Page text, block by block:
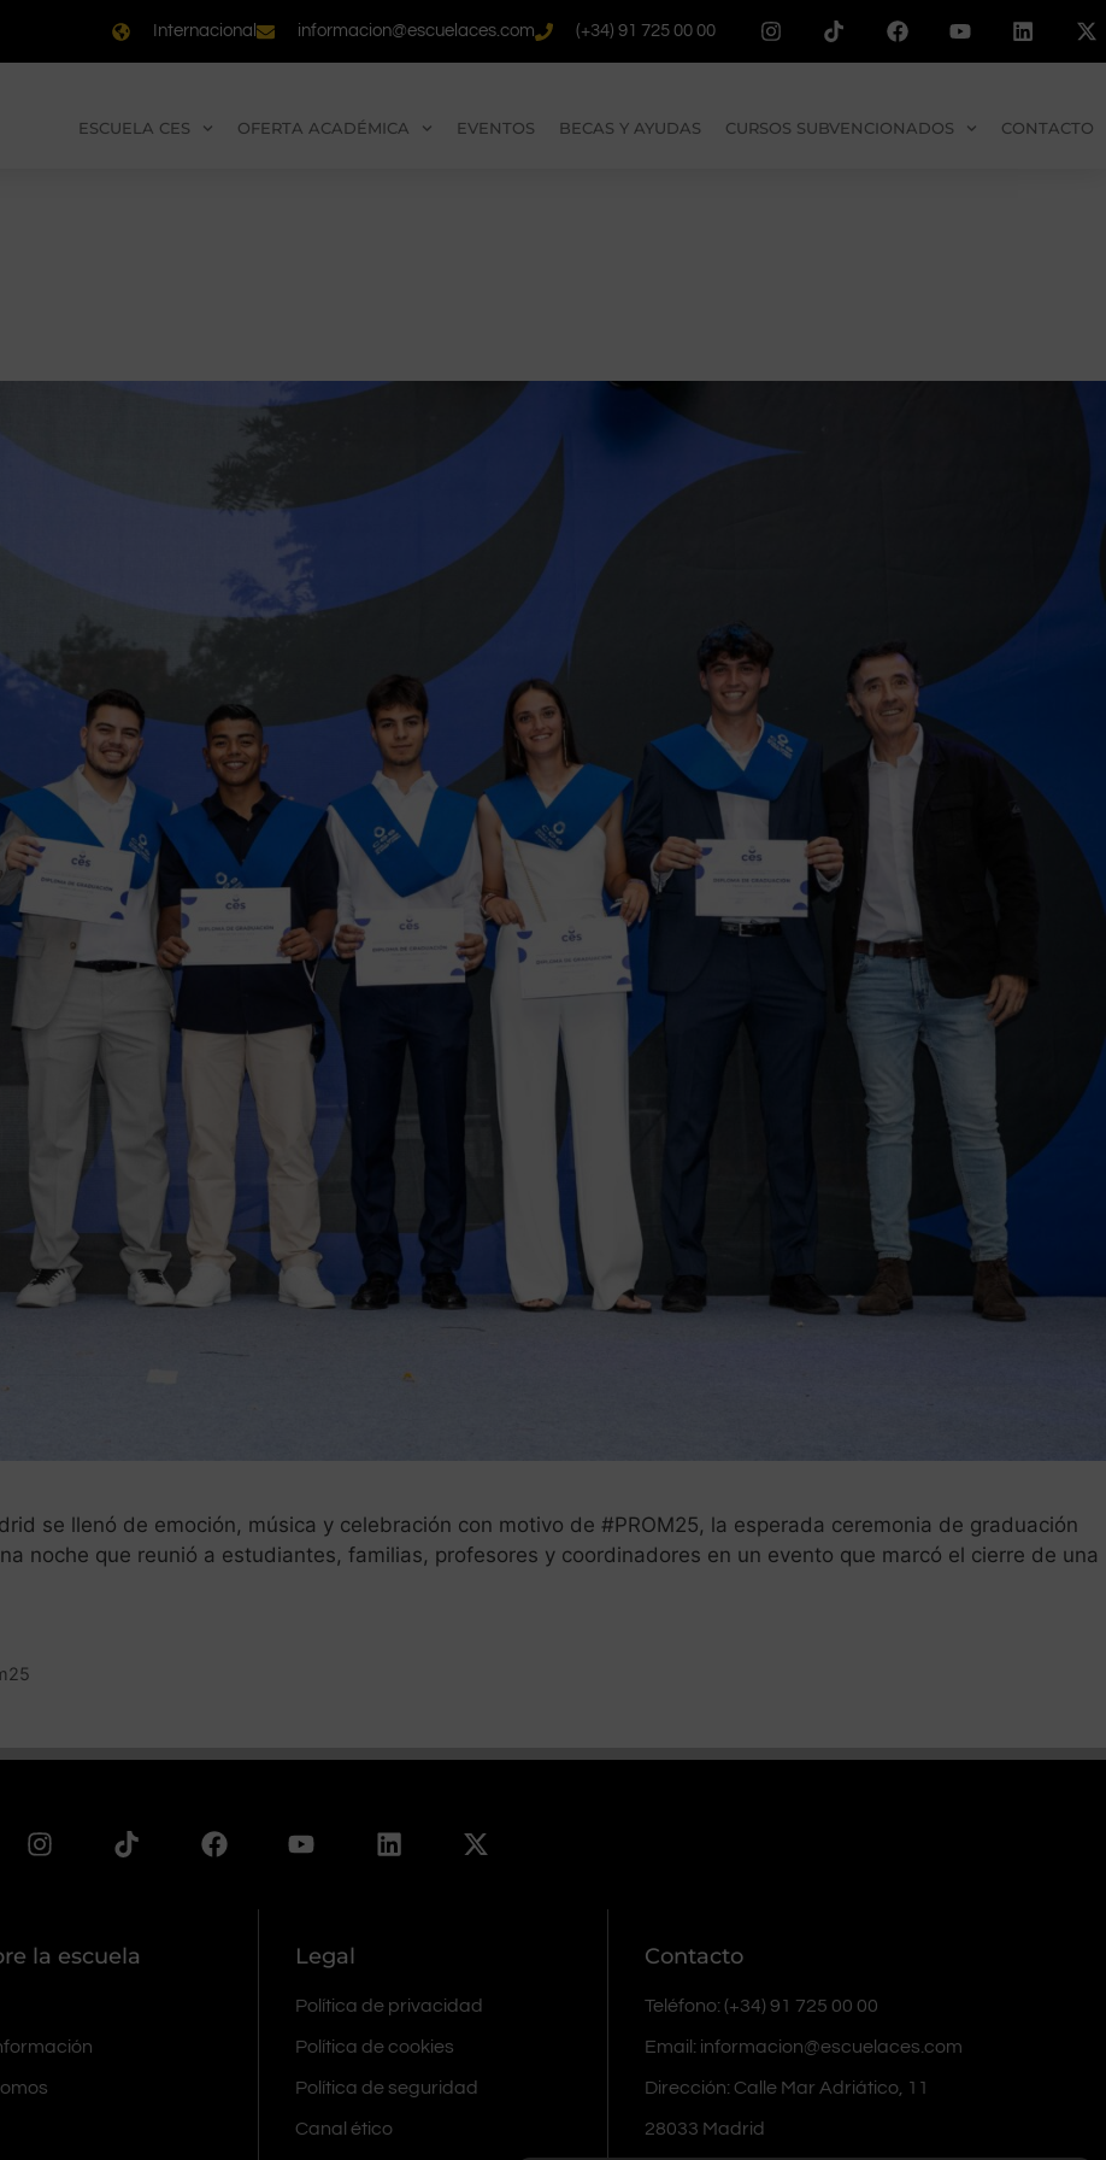
Internacional informacion@escuelaces.com (+34) 91 725 00 00
ESCUELA CES OFERTA ACADÉMICA EVENTOS BECAS Y AYUDAS CURSOS SUBVENCIONADOS CONTACTO
se llenó de emoción, música y celebración con motivo de #PROM25, la esperada ceremonia de graduación
noche que reunió a estudiantes, familias, profesores y coordinadores en un evento que marcó el cierre de una
la escuela Legal
Política de privacidad
Política de cookies
Política de seguridad
Canal ético
Contacto
Teléfono: (+34) 91 725 00 00
Email: informacion@escuelaces.com
Dirección: Calle Mar Adriático, 11
28033 Madrid